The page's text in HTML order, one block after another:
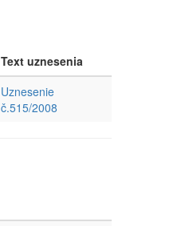
Text uznesenia
Uznesenie
č.515/2008